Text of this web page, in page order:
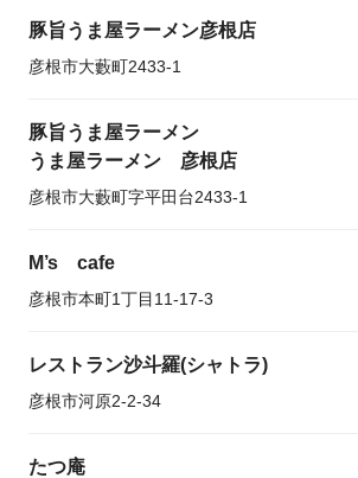
豚旨うま屋ラーメン彦根店
彦根市大藪町2433-1
豚旨うま屋ラーメン
うま屋ラーメン 彦根店
彦根市大藪町字平田台2433-1
M’s cafe
彦根市本町1丁目11-17-3
レストラン沙斗羅(シャトラ)
彦根市河原2-2-34
たつ庵